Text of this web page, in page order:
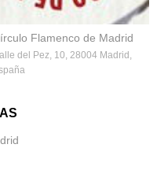
Flamenco de Madrid
del Pez, 10, 28004 Madrid,